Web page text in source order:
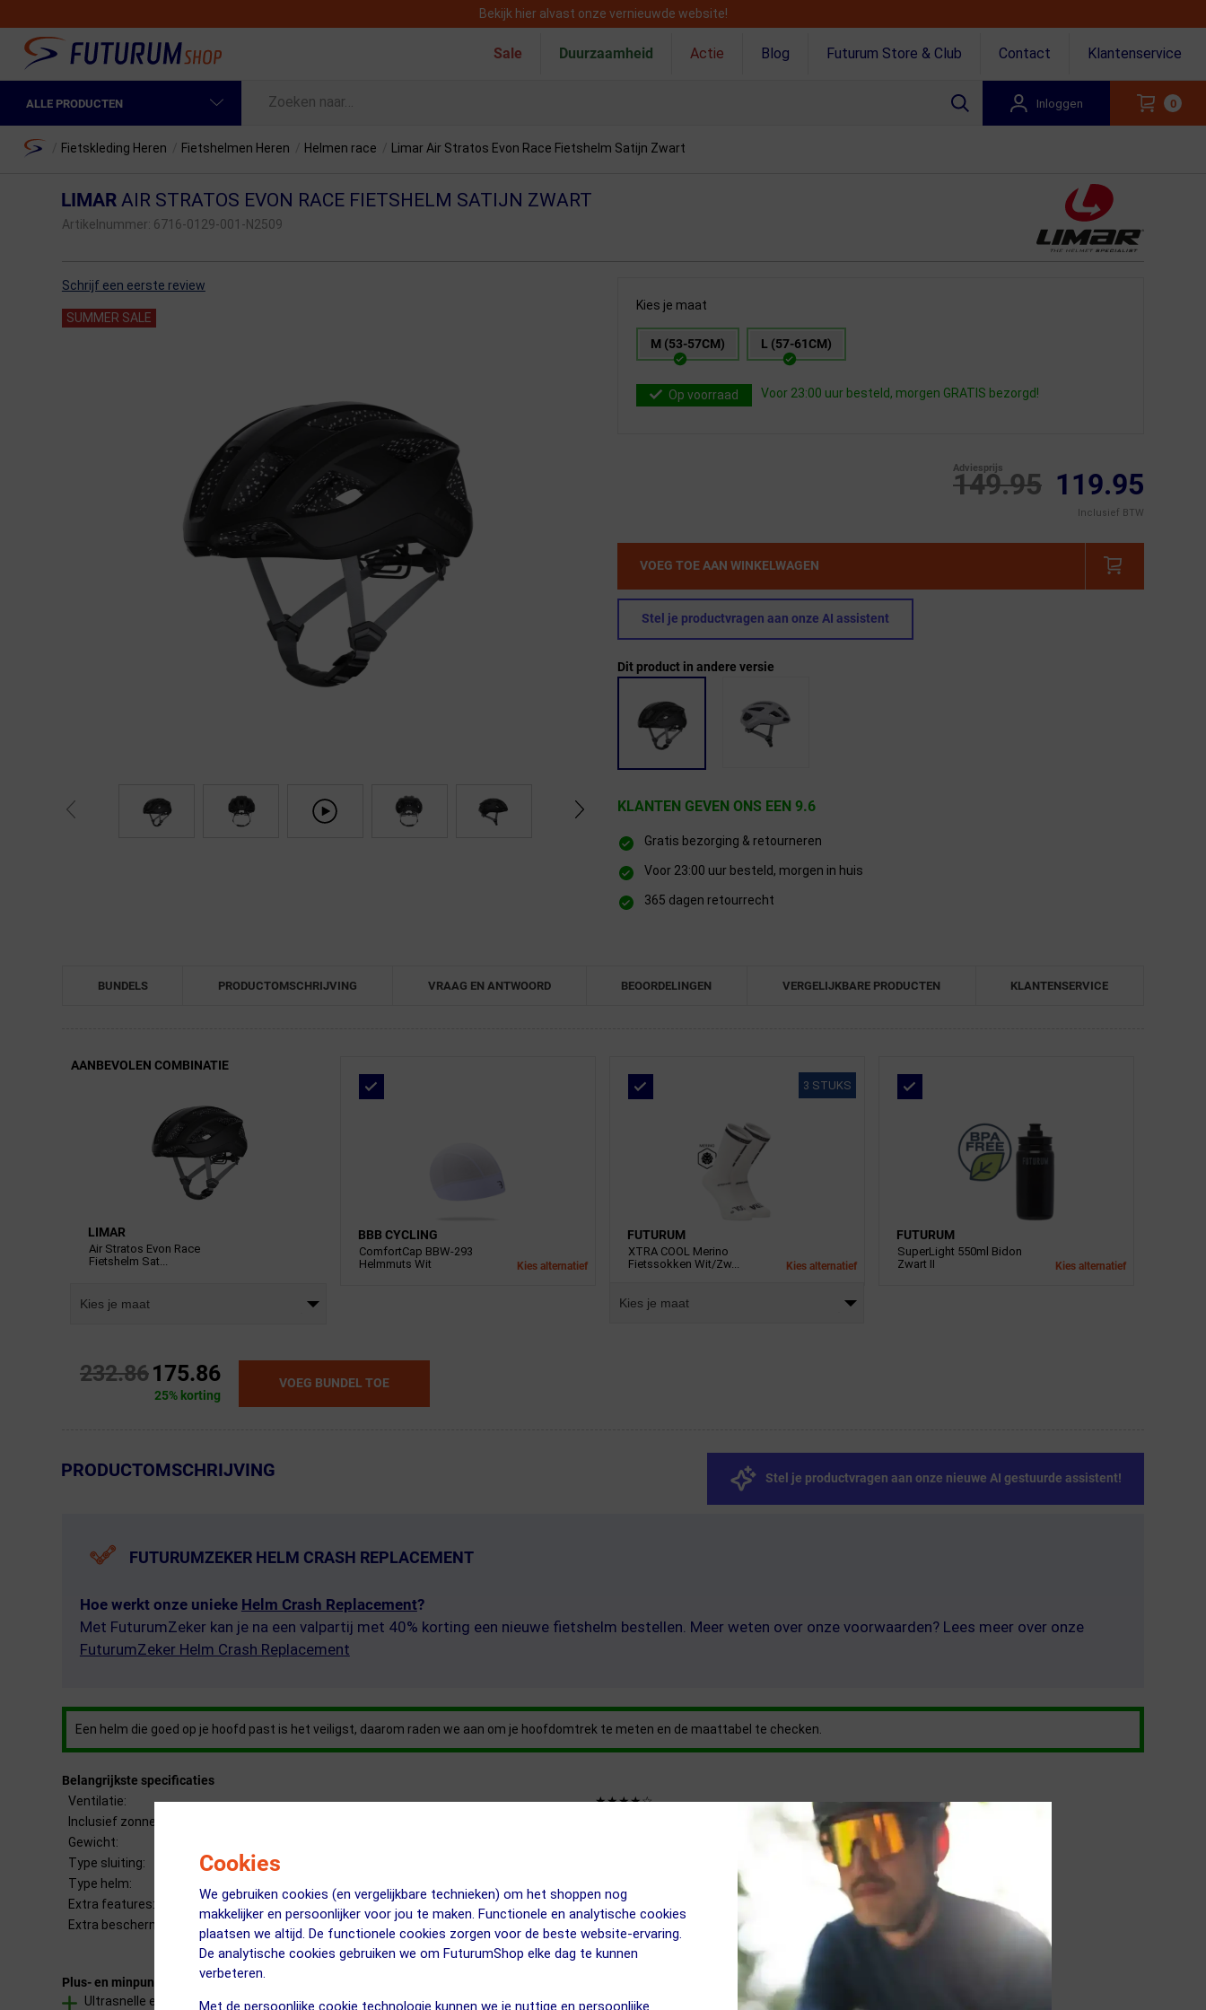
Cookies
We gebruiken cookies (en vergelijkbare technieken) om het shoppen nog
makkelijker en persoonlijker voor jou te maken. Functionele en analytische cookies
plaatsen we altijd. De functionele cookies zorgen voor de beste website-ervaring.
De analytische cookies gebruiken we om FuturumShop elke dag te kunnen
verbeteren.
Met de persoonlijke cookie technologie kunnen we je nuttige en persoonlijke
Bekijk hier alvast onze vernieuwde website!
Sale Duurzaamheid Actie Blog Futurum Store & Club Contact Klantenservice
ALLE PRODUCTEN
Fietskleding Heren
Fietsonderdelen
Fietsonderhoud
Sportvoeding en Verzorging
Overige sporten & cadeaubon
Inloggen 0
Home Fietskleding Heren Fietshelmen Heren Helmen race Limar Air Stratos Evon Race Fietshelm Satijn Zwart
LIMARAIR STRATOS EVON RACE FIETSHELM SATIJN ZWART
Artikelnummer: 6716-0129-001-N2509
Schrijf een eerste review
SUMMER SALE
Kies je maat
M (53-57CM) L (57-61CM)
Op voorraad Voor 23:00 uur besteld, morgen GRATIS bezorgd!
149.95
Adviesprijs 119.95
Inclusief BTW
VOEG TOE AAN WINKELWAGEN
Stel je productvragen aan onze AI assistent
Dit product in andere versie
KLANTEN GEVEN ONS EEN 9.6
Gratis bezorging & retourneren
Voor 23:00 uur besteld, morgen in huis
365 dagen retourrecht
BUNDELS PRODUCTOMSCHRIJVING VRAAG EN ANTWOORD BEOORDELINGEN VERGELIJKBARE PRODUCTEN KLANTENSERVICE
AANBEVOLEN COMBINATIE
LIMAR
Air Stratos Evon Race
Fietshelm Sat...
Kies je maat
BBB CYCLING
ComfortCap BBW-293
Helmmuts Wit
Kies alternatief
3 STUKS
FUTURUM
XTRA COOL Merino
Fietssokken Wit/Zw...
Kies alternatief
Kies je maat
FUTURUM
SuperLight 550ml Bidon
Zwart II
Kies alternatief
232.86175.86
25% korting
VOEG BUNDEL TOE
← Terug naar productnavigatie
PRODUCTOMSCHRIJVING Stel je productvragen aan onze nieuwe AI gestuurde assistent!
FUTURUMZEKER HELM CRASH REPLACEMENT
Hoe werkt onze unieke Helm Crash Replacement?
Met FuturumZeker kan je na een valpartij met 40% korting een nieuwe fietshelm bestellen. Meer weten over onze voorwaarden? Lees meer over onze
FuturumZeker Helm Crash Replacement
Een helm die goed op je hoofd past is het veiligst, daarom raden we aan om je hoofdomtrek te meten en de maattabel te checken.
Belangrijkste specificaties
Ventilatie:
★★★★☆
Inclusief zonneklep:
Gewicht:
Type sluiting:
Type helm:
Extra features:
Nee
Extra bescherming:
Nee
Plus- en minpunten
Ultrasnelle en veilige Fidlock magnetische sluiting